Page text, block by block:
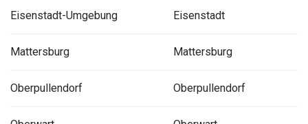
Eisenstadt-Umgebung Eisenstadt
Mattersburg Mattersburg
Oberpullendorf Oberpullendorf